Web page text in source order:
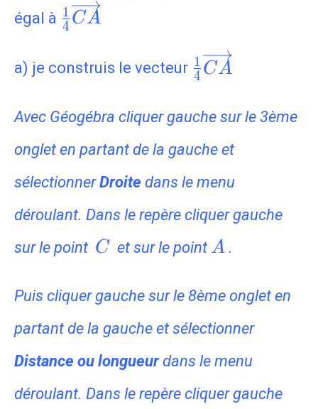
égal à \frac{1}
{4}\overrightarrow{CA}
4
1 CA
a) je construis le vecteur \frac{1}
4
1 CA
Avec Géogébra cliquer gauche sur le 3ème
onglet en partant de la gauche et
sélectionnerDroite dans le menu
déroulant. Dans le repère cliquer gauche
sur le point C
C et sur le point A
A .
Puis cliquer gauche sur le 8ème onglet en
partant de la gauche et sélectionner
Distance ou longueurdans le menu
déroulant. Dans le repère cliquer gauche